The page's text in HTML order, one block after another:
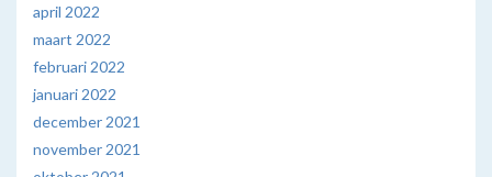
april 2022
maart 2022
februari 2022
januari 2022
december 2021
november 2021